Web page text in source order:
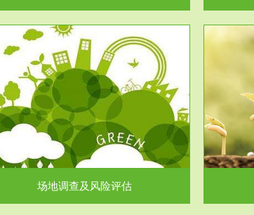
场地调查及风险评估
服务范围
土壤修复